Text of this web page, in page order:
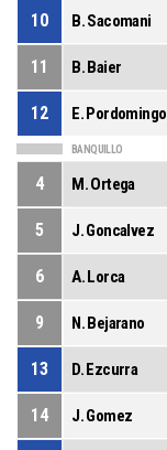
10 B. Sacomani
11 B. Baier
12 E. Pordomingo
BANQUILLO
4 M. Ortega
5 J. Goncalvez
6 A. Lorca
9 N. Bejarano
13 D. Ezcurra
14 J. Gomez